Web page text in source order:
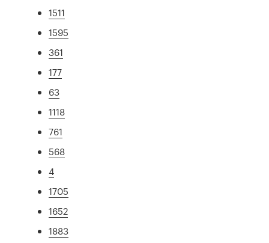
1511
1595
361
177
63
1118
761
568
4
1705
1652
1883